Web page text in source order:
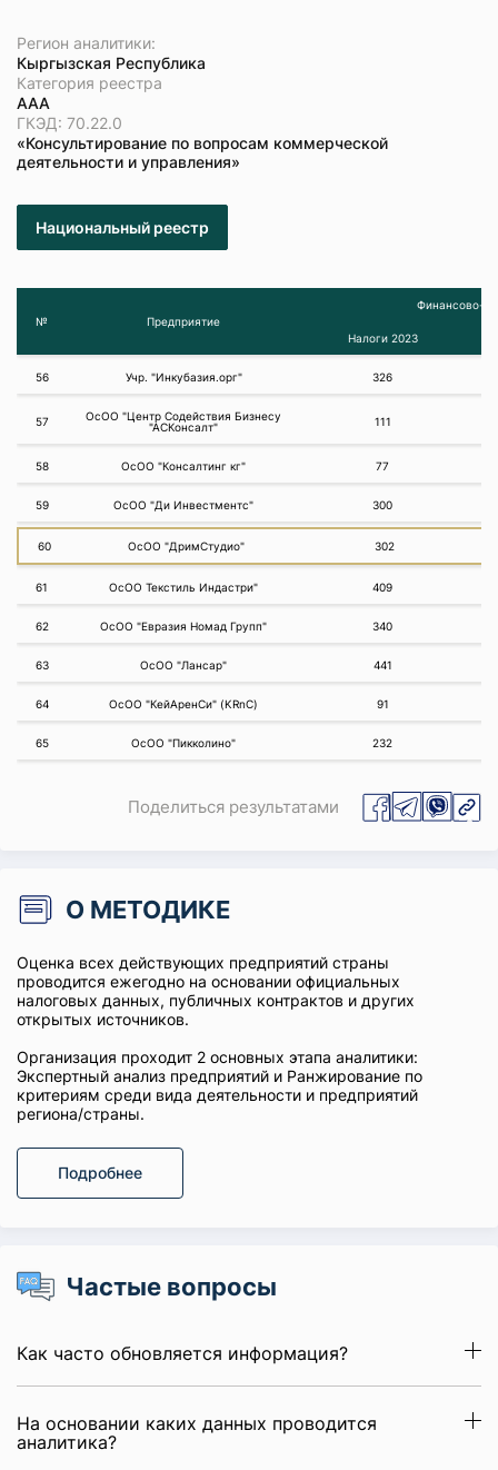
Регион аналитики:
Кыргызская Республика
Категория реестра
ААА
ГКЭД: 70.22.0
«Консультирование по вопросам коммерческой
деятельности и управления»
Национальный реестр
№ Предприятие
Финансово-
Налоги 2023
56 Учр. "Инкубазия.орг" 326
57
ОсОО "Центр Содействия Бизнесу
"АСКонсалт"
111
58 ОсОО "Консалтинг кг" 77
59 ОсОО "Ди Инвестментс" 300
60 ОсОО "ДримСтудио" 302
61 ОсОО Текстиль Индастри" 409
62 ОсОО "Евразия Номад Групп" 340
63 ОсОО "Лансар" 441
64 ОсОО "КейАренСи" (KRnC) 91
65 ОсОО "Пикколино" 232
Поделиться результатами
О МЕТОДИКЕ
Оценка всех действующих предприятий страны
проводится ежегодно на основании официальных
налоговых данных, публичных контрактов и других
открытых источников.
Организация проходит 2 основных этапа аналитики:
Экспертный анализ предприятий и Ранжирование по
критериям среди вида деятельности и предприятий
региона/страны.
Подробнее
Частые вопросы
Как часто обновляется информация?
На основании каких данных проводится
аналитика?